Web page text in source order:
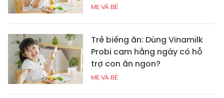
MẸ VÀ BÉ
Trẻ biếng ăn: Dùng Vinamilk
Probi cam hằng ngày có hỗ
trợ con ăn ngon?
MẸ VÀ BÉ